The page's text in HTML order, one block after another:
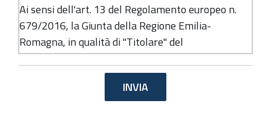
Ai sensi dell'art. 13 del Regolamento europeo n.
679/2016, la Giunta della Regione Emilia-
Romagna, in qualità di "Titolare" del
trattamento, è tenuta a fornirle informazioni in
merito all'utilizzo dei suoi dati personali.
2. Identità e dati di contatto del